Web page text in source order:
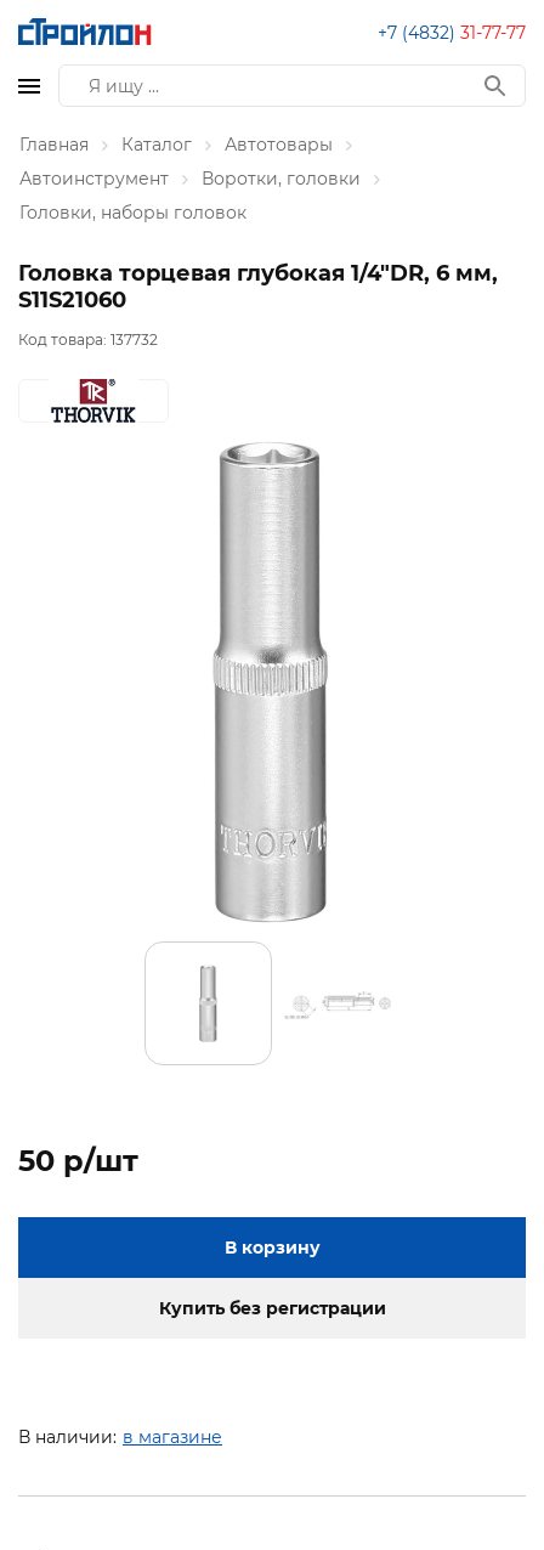
+7 (4832) 31-77-77
Главная Каталог
Автотовары
Автоинструмент
Воротки, головки
Головки, наборы головок
Головка торцевая глубокая 1/4"DR, 6 мм,
S11S21060
Код товара: 137732
50 p/шт
В корзину
Купить без регистрации
В наличии: в магазине